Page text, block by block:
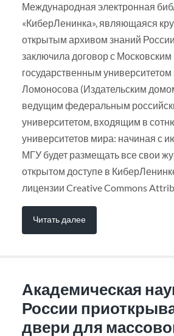
Международная электронная
«КиберЛенинка», являющаяся
открытым архивом знаний
заключила договор с Московским
государственным
Ломоносова (Издательским
ведущим федеральным
университетом, входящим в
университетов мира: начиная с
МГУ будет размещать все свои
открытом доступе в
лицензии Creative Commons
Читать далее
Академическая
России
двери для